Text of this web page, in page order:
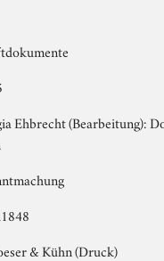
Ehbrecht (Bearbeitung):
& Kühn (Druck)